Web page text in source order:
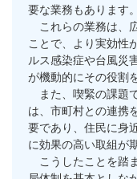
要な業務もあります。
これらの業務は、
ことで、より実効性
ルス感染症や台風災
が機動的にその役割
また、喫緊の課題
は、市町村との連携
要であり、住民に身
に効果の高い取組が
こうしたことを踏